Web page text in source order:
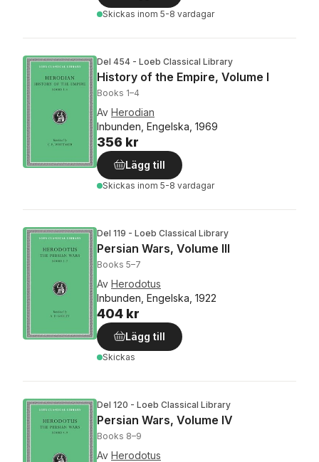
Skickas inom 5-8 vardagar
Del 454 - Loeb Classical Library
History of the Empire, Volume I
Books 1–4
Av Herodian
Inbunden, Engelska, 1969
356 kr
Lägg till
Skickas inom 5-8 vardagar
Del 119 - Loeb Classical Library
Persian Wars, Volume III
Books 5–7
Av Herodotus
Inbunden, Engelska, 1922
404 kr
Lägg till
Skickas
Del 120 - Loeb Classical Library
Persian Wars, Volume IV
Books 8–9
Av Herodotus